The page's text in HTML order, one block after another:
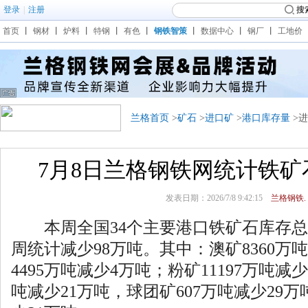
登录 注册 搜
首页 钢材 炉料 特钢 有色 钢铁智策 数据中心 钢厂 工地价
兰格首页 >矿石 >进口矿 >港口库存量 >
7月8日兰格钢铁网统计铁
发表日期：2026/7/8 9:42:15兰格钢铁.
本周全国34个主要港口铁矿石库存总
周统计减少98万吨。其中：澳矿8360万
4495万吨减少4万吨；粉矿11197万吨减
吨减少21万吨，球团矿607万吨减少29万